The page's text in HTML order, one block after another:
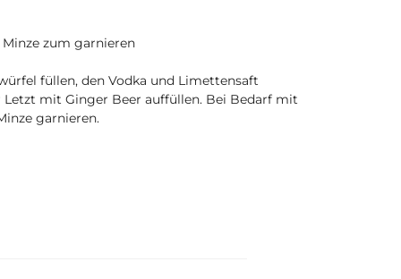
zum garnieren
füllen, den Vodka und Limettensaft
Letzt mit Ginger Beer auffüllen. Bei Bedarf mit
garnieren.